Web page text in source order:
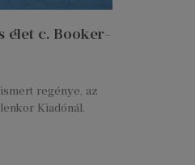
élet c. Booker-
regénye, az
Kiadónál.